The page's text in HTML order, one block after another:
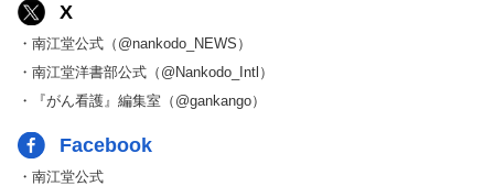
X
・南江堂公式（@nankodo_NEWS）
・南江堂洋書部公式（@Nankodo_Intl）
・『がん看護』編集室（@gankango）
Facebook
・南江堂公式